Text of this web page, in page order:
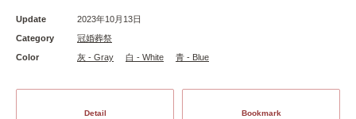
Update
2023年10月13日
Category
冠婚葬祭
Color
灰 - Gray 白 - White 青 - Blue
Detail Bookmark